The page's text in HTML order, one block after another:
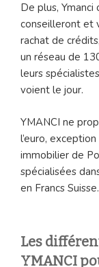
De plus,
conseilleront et
rachat de
un réseau de
leurs
voient le jour.
YMANCI ne
l’euro,
immobilier de
spécialisées
en Francs Suisse.
Les
YMANCI